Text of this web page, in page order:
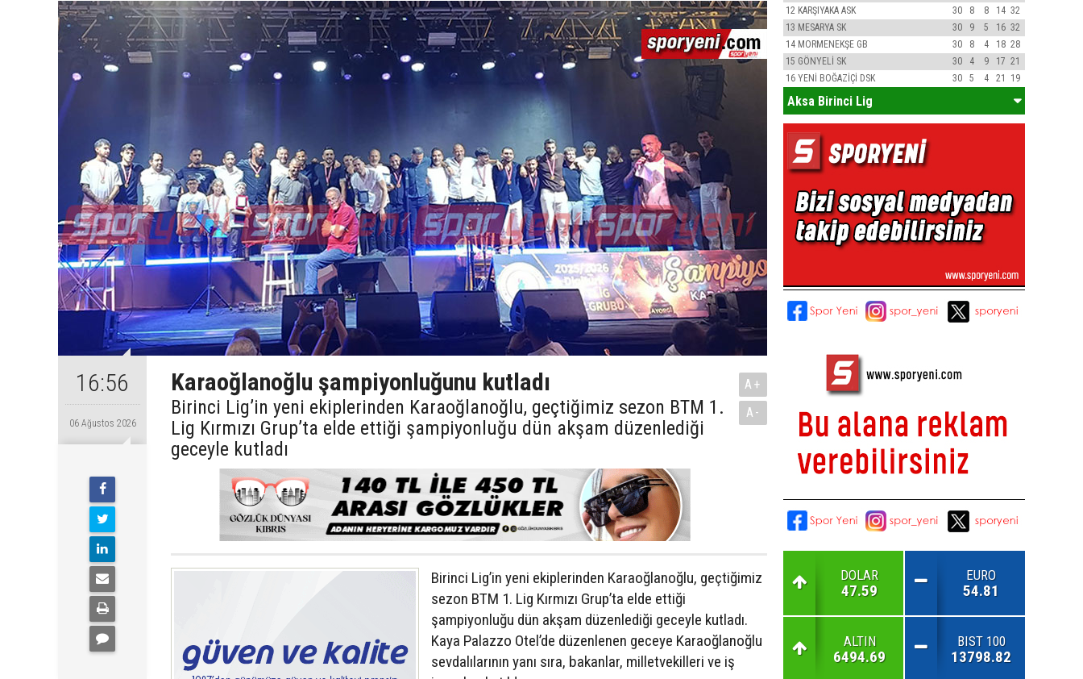
16:56
06 Ağustos 2026
Karaoğlanoğlu şampiyonluğunu kutladı
Birinci Lig’in yeni ekiplerinden Karaoğlanoğlu, geçtiğimiz sezon BTM 1.
Lig Kırmızı Grup’ta elde ettiği şampiyonluğu dün akşam düzenlediği
geceyle kutladı
A+
A-
Birinci Lig’in yeni ekiplerinden Karaoğlanoğlu, geçtiğimiz
sezon BTM 1. Lig Kırmızı Grup’ta elde ettiği
şampiyonluğu dün akşam düzenlediği geceyle kutladı.
Kaya Palazzo Otel’de düzenlenen geceye Karaoğlanoğlu
sevdalılarının yanı sıra, bakanlar, milletvekilleri ve iş
12 KARŞIYAKA ASK 30 8 8 14 32
13 MESARYA SK 30 9 5 16 32
14 MORMENEKŞE GB 30 8 4 18 28
15 GÖNYELİ SK 30 4 9 17 21
16 YENİ BOĞAZİÇİ DSK 30 5 4 21 19
Aksa Birinci Lig
DOLAR
47.59
EURO
54.81
ALTIN
6494.69
BIST 100
13798.82